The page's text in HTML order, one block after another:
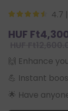
4.7 |
Sale
price
HUF
🙌 Enhance
💪 Instant
🌟 Have